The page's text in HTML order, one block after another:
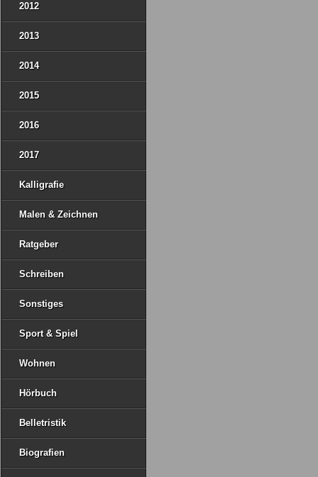
2012
2013
2014
2015
2016
2017
Kalligrafie
Malen & Zeichnen
Ratgeber
Schreiben
Sonstiges
Sport & Spiel
Wohnen
Hörbuch
Belletristik
Biografien